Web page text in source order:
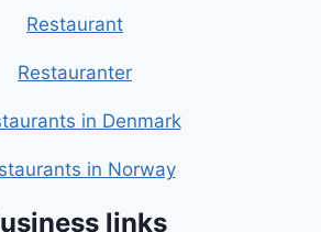
Restaurant
Restauranter
in Denmark
in Norway
links